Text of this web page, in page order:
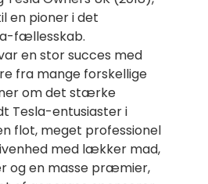
en pioner i det
fællesskab.
en stor succes med
fra mange forskellige
om det stærke
Tesla-entusiaster i
flot, meget professionel
med lækker mad,
og en masse præmier,